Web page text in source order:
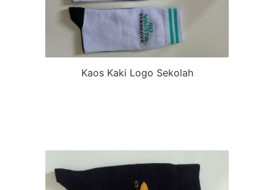
Kaos Kaki Logo Sekolah